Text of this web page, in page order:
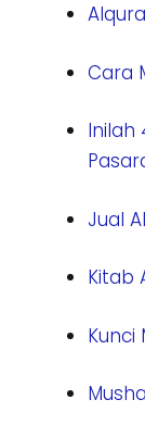
Cara
Inilah
Jual
Kitab
Kunci